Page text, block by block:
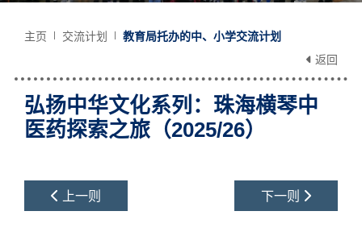
主页 交流计划
教育局托办的中、小学交流计划
返回
弘扬中华文化系列：珠海横琴中
医药探索之旅（2025/26）
上一则 下一则